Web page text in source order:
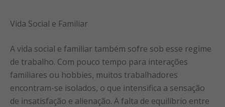
Vida Social e Familiar
A vida social e familiar também sofre sob esse regime
de trabalho. Com pouco tempo para interações
familiares ou hobbies, muitos trabalhadores
encontram-se isolados, o que intensifica a sensação
de insatisfação e alienação. A falta de equilíbrio entre